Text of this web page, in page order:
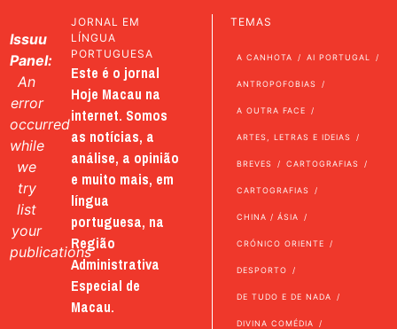
Issuu
Panel:
An
error
occurred
while
we
try
list
your
publications
JORNAL EM
LÍNGUA
PORTUGUESA
Este é o jornal
Hoje Macau na
internet. Somos
as notícias, a
análise, a opinião
e muito mais, em
língua
portuguesa, na
Região
Administrativa
Especial de
Macau.
TEMAS
A CANHOTA AI PORTUGAL
ANTROPOFOBIAS
A OUTRA FACE
ARTES, LETRAS E IDEIAS
BREVES CARTOGRAFIAS
CARTOGRAFIAS
CHINA / ÁSIA
CRÓNICO ORIENTE
DESPORTO
DE TUDO E DE NADA
DIVINA COMÉDIA